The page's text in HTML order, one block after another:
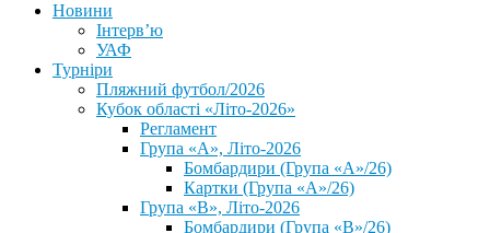
Новини
Інтерв’ю
УАФ
Турніри
Пляжний футбол/2026
Кубок області «Літо-2026»
Регламент
Група «А», Літо-2026
Бомбардири (Група «А»/26)
Картки (Група «А»/26)
Група «В», Літо-2026
Бомбардири (Група «В»/26)